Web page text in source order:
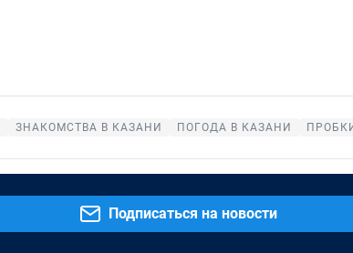
ЗНАКОМСТВА В КАЗАНИ ПОГОДА В КАЗАНИ
Подписаться на новости